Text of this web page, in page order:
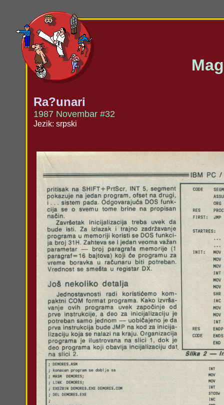
Ra?unari
1987 Novembar #32
Jezik: srpski